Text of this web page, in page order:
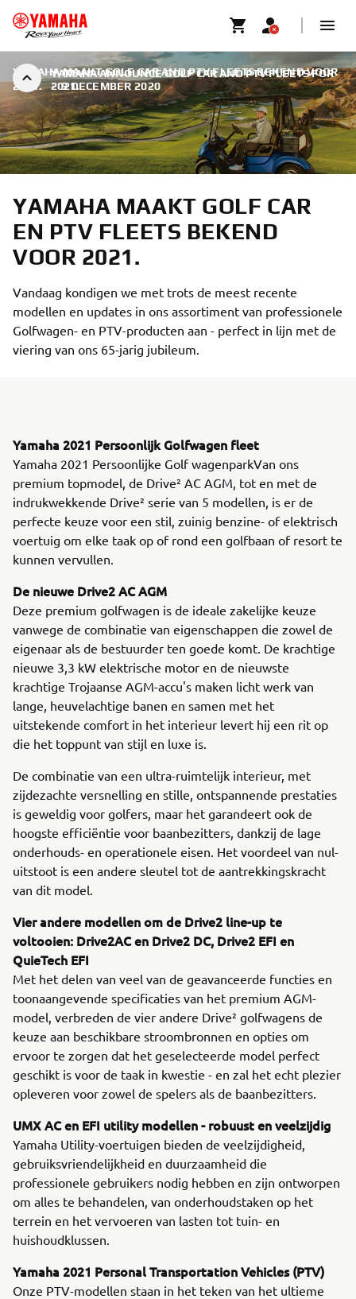
YAMAHA ANNOUNCE GOLF CAR AND PTV FLEETS FOR
2021.
YAMAHA MAAKT GOLF CAR AND PTV FLEETS BEKEND VOOR
2021. | 9 DECEMBER 2020
YAMAHA MAAKT GOLF CAR
EN PTV FLEETS BEKEND
VOOR 2021.
Vandaag kondigen we met trots de meest recente
modellen en updates in ons assortiment van professionele
Golfwagen- en PTV-producten aan - perfect in lijn met de
viering van ons 65-jarig jubileum.
Yamaha 2021 Persoonlijk Golfwagen fleet
Yamaha 2021 Persoonlijke Golf wagenparkVan ons
premium topmodel, de Drive² AC AGM, tot en met de
indrukwekkende Drive² serie van 5 modellen, is er de
perfecte keuze voor een stil, zuinig benzine- of elektrisch
voertuig om elke taak op of rond een golfbaan of resort te
kunnen vervullen.
De nieuwe Drive2 AC AGM
Deze premium golfwagen is de ideale zakelijke keuze
vanwege de combinatie van eigenschappen die zowel de
eigenaar als de bestuurder ten goede komt. De krachtige
nieuwe 3,3 kW elektrische motor en de nieuwste
krachtige Trojaanse AGM-accu's maken licht werk van
lange, heuvelachtige banen en samen met het
uitstekende comfort in het interieur levert hij een rit op
die het toppunt van stijl en luxe is.
De combinatie van een ultra-ruimtelijk interieur, met
zijdezachte versnelling en stille, ontspannende prestaties
is geweldig voor golfers, maar het garandeert ook de
hoogste efficiëntie voor baanbezitters, dankzij de lage
onderhouds- en operationele eisen. Het voordeel van nul-
uitstoot is een andere sleutel tot de aantrekkingskracht
van dit model.
Vier andere modellen om de Drive2 line-up te
voltooien: Drive2AC en Drive2 DC, Drive2 EFI en
QuieTech EFI
Met het delen van veel van de geavanceerde functies en
toonaangevende specificaties van het premium AGM-
model, verbreden de vier andere Drive² golfwagens de
keuze aan beschikbare stroombronnen en opties om
ervoor te zorgen dat het geselecteerde model perfect
geschikt is voor de taak in kwestie - en zal het echt plezier
opleveren voor zowel de spelers als de baanbezitters.
UMX AC en EFI utility modellen - robuust en veelzijdig
Yamaha Utility-voertuigen bieden de veelzijdigheid,
gebruiksvriendelijkheid en duurzaamheid die
professionele gebruikers nodig hebben en zijn ontworpen
om alles te behandelen, van onderhoudstaken op het
terrein en het vervoeren van lasten tot tuin- en
huishoudklussen.
Yamaha 2021 Personal Transportation Vehicles (PTV)
Onze PTV-modellen staan in het teken van het ultieme